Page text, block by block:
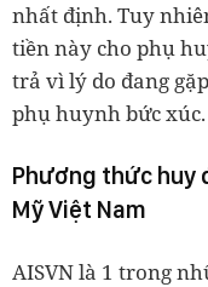
nhất định. Tuy
tiền này cho phụ
trả vì lý do đang
phụ huynh bức xúc.
Phương thức huy
Mỹ Việt Nam
AISVN là 1 trong